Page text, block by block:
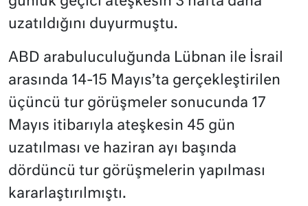
uzatıldığını duyurmuştu.
ABD arabuluculuğunda Lübnan ile İsrail
arasında 14-15 Mayıs’ta gerçekleştirilen
üçüncü tur görüşmeler sonucunda 17
Mayıs itibarıyla ateşkesin 45 gün
uzatılması ve haziran ayı başında
dördüncü tur görüşmelerin yapılması
kararlaştırılmıştı.